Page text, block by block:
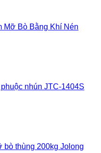
Mỡ Bò Bằng Khí Nén
nhún JTC-1404S
bò thùng 200kg Jolong